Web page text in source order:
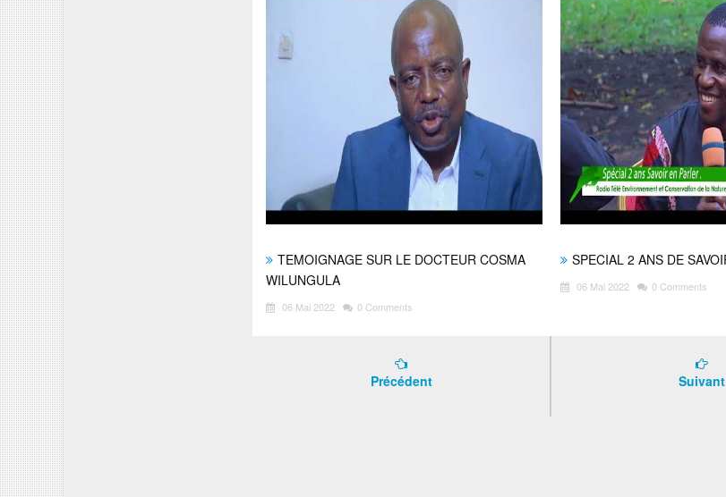
TEMOIGNAGE SUR LE DOCTEUR COSMA
WILUNGULA
06 Mai 2022 0 Comments
SPECIAL 2 ANS DE
06 Mai 2022 0 Comments
Précédent Suivant